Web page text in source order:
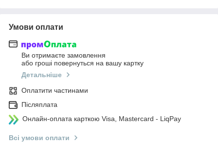
Умови оплати
Ви отримаєте замовлення
або гроші повернуться на вашу картку
Детальніше
Оплатити частинами
Післяплата
Онлайн-оплата карткою Visa, Mastercard - LiqPay
Всі умови оплати